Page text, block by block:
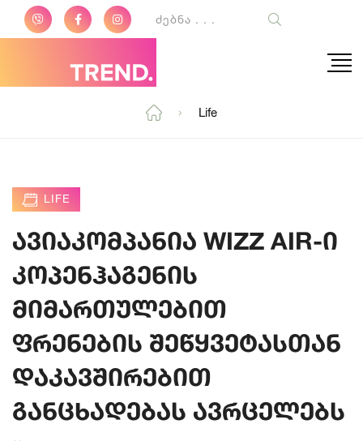
Life
LIFE
ავიაკომპანია WIZZ AIR-ი
კოპენჰაგენის
მიმართულებით
ფრენების შეწყვეტასთან
დაკავშირებით
განცხადებას ავრცელებს